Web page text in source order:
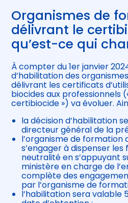
Organismes de
délivrant le
qu’est-ce qui
À compter du 1er janvier
d’habilitation des
délivrant les certificats
biocides aux professionnels
certibiocide ») va évoluer.
la décision d’habilitation
directeur général de la
l’organisme de
s’engager à dispenser
neutralité en s’appuyant
ministère en charge de
complète des
par l’organisme de
l’habilitation sera valable